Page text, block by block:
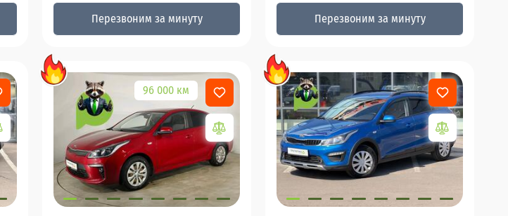
Перезвоним за минуту Перезвоним за минуту
96 000 км